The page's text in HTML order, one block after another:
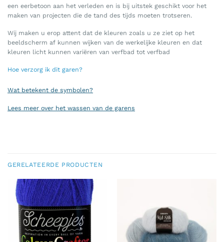
een eerbetoon aan het verleden en is bij uitstek geschikt voor het
maken van projecten die de tand des tijds moeten trotseren.
Wij maken u erop attent dat de kleuren zoals u ze ziet op het
beeldscherm af kunnen wijken van de werkelijke kleuren en dat
kleuren licht kunnen variëren van verfbad tot verfbad
Hoe verzorg ik dit garen?
Wat betekent de symbolen?
Lees meer over het wassen van de garens
GERELATEERDE PRODUCTEN